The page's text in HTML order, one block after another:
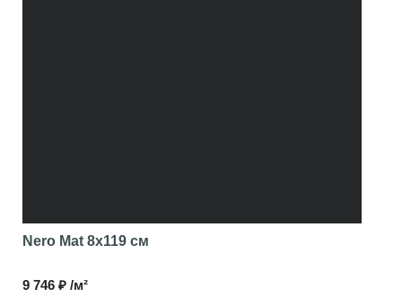
Nero Mat 8x119 см
9 746 ₽ /м²